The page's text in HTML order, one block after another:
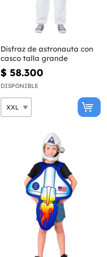
Disfraz de astronauta con
casco talla grande
$ 58.300
DISPONIBLE